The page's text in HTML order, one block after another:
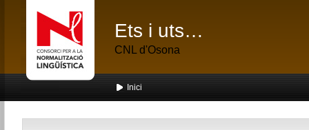
Ets i uts…
CNL d'Osona
Inici